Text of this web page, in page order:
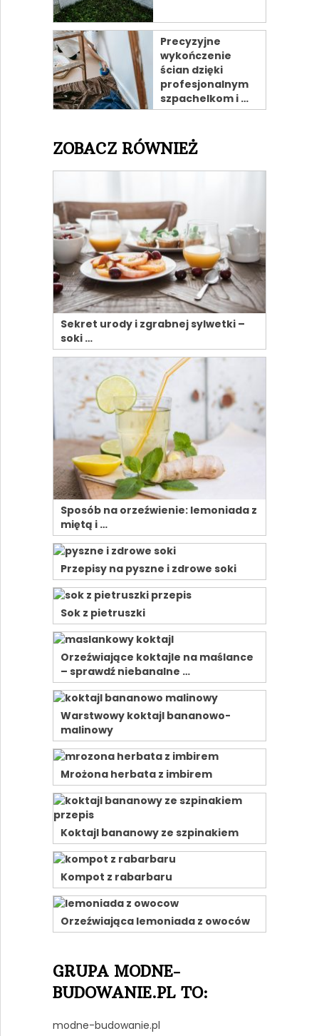
Precyzyjne
wykończenie
ścian dzięki
profesjonalnym
szpachelkom i …
ZOBACZ RÓWNIEŻ
Sekret urody i zgrabnej sylwetki –
soki …
Sposób na orzeźwienie: lemoniada z
miętą i …
Przepisy na pyszne i zdrowe soki
Sok z pietruszki
Orzeźwiające koktajle na maślance
– sprawdź niebanalne …
Warstwowy koktajl bananowo-
malinowy
Mrożona herbata z imbirem
Koktajl bananowy ze szpinakiem
Kompot z rabarbaru
Orzeźwiająca lemoniada z owoców
GRUPA MODNE-
BUDOWANIE.PL TO:
modne-budowanie.pl